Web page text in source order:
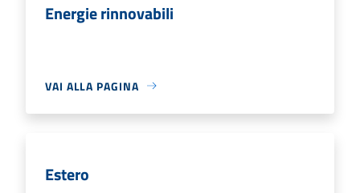
Energie rinnovabili
VAI ALLA PAGINA
Estero